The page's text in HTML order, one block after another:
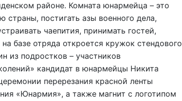
районе. Комната юнармейца – это
страны, постигать азы военного дела,
чаепития, принимать гостей,
базе отряда откроется кружок стендового
из подростков – участников
кандидат в юнармейцы Никита
перерезания красной ленты
«Юнармия», а также магнит с логотипом